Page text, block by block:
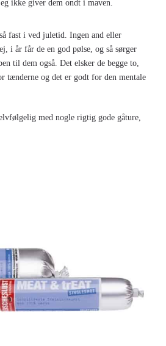
ikke giver dem ondt i maven.
fast i ved juletid. Ingen and eller
i år får de en god pølse, og så sørger
til dem også. Det elsker de begge to,
tænderne og det er godt for den mentale
med nogle rigtig gode gåture,